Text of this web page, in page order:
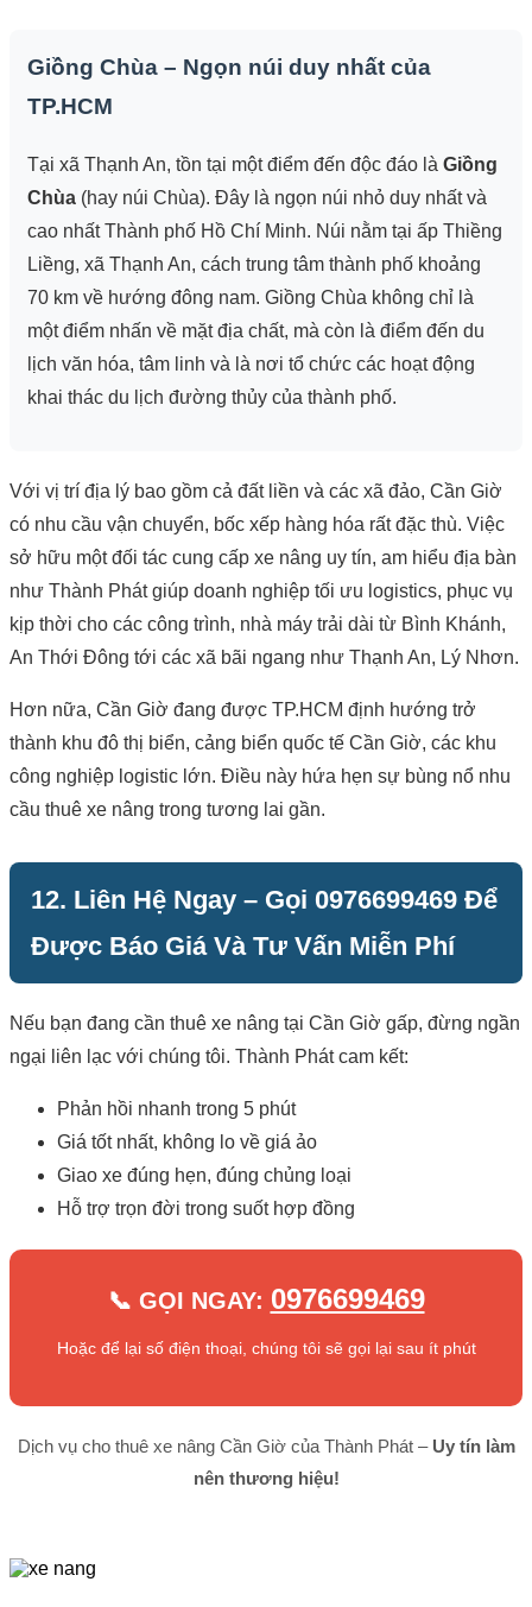
Giồng Chùa – Ngọn núi duy nhất của
TP.HCM
Tại xã Thạnh An, tồn tại một điểm đến độc đáo là Giồng
Chùa (hay núi Chùa). Đây là ngọn núi nhỏ duy nhất và
cao nhất Thành phố Hồ Chí Minh. Núi nằm tại ấp Thiềng
Liềng, xã Thạnh An, cách trung tâm thành phố khoảng
70 km về hướng đông nam. Giồng Chùa không chỉ là
một điểm nhấn về mặt địa chất, mà còn là điểm đến du
lịch văn hóa, tâm linh và là nơi tổ chức các hoạt động
khai thác du lịch đường thủy của thành phố.
Với vị trí địa lý bao gồm cả đất liền và các xã đảo, Cần Giờ
có nhu cầu vận chuyển, bốc xếp hàng hóa rất đặc thù. Việc
sở hữu một đối tác cung cấp xe nâng uy tín, am hiểu địa bàn
như Thành Phát giúp doanh nghiệp tối ưu logistics, phục vụ
kịp thời cho các công trình, nhà máy trải dài từ Bình Khánh,
An Thới Đông tới các xã bãi ngang như Thạnh An, Lý Nhơn.
Hơn nữa, Cần Giờ đang được TP.HCM định hướng trở
thành khu đô thị biển, cảng biển quốc tế Cần Giờ, các khu
công nghiệp logistic lớn. Điều này hứa hẹn sự bùng nổ nhu
cầu thuê xe nâng trong tương lai gần.
12. Liên Hệ Ngay – Gọi 0976699469 Để
Được Báo Giá Và Tư Vấn Miễn Phí
Nếu bạn đang cần thuê xe nâng tại Cần Giờ gấp, đừng ngần
ngại liên lạc với chúng tôi. Thành Phát cam kết:
Phản hồi nhanh trong 5 phút
Giá tốt nhất, không lo về giá ảo
Giao xe đúng hẹn, đúng chủng loại
Hỗ trợ trọn đời trong suốt hợp đồng
📞 GỌI NGAY: 0976699469
Hoặc để lại số điện thoại, chúng tôi sẽ gọi lại sau ít phút
Dịch vụ cho thuê xe nâng Cần Giờ của Thành Phát – Uy tín làm
nên thương hiệu!